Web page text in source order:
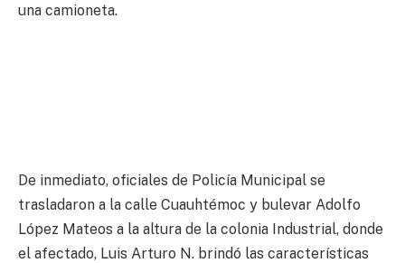
una camioneta.
De inmediato, oficiales de Policía Municipal se
trasladaron a la calle Cuauhtémoc y bulevar Adolfo
López Mateos a la altura de la colonia Industrial, donde
el afectado, Luis Arturo N. brindó las características